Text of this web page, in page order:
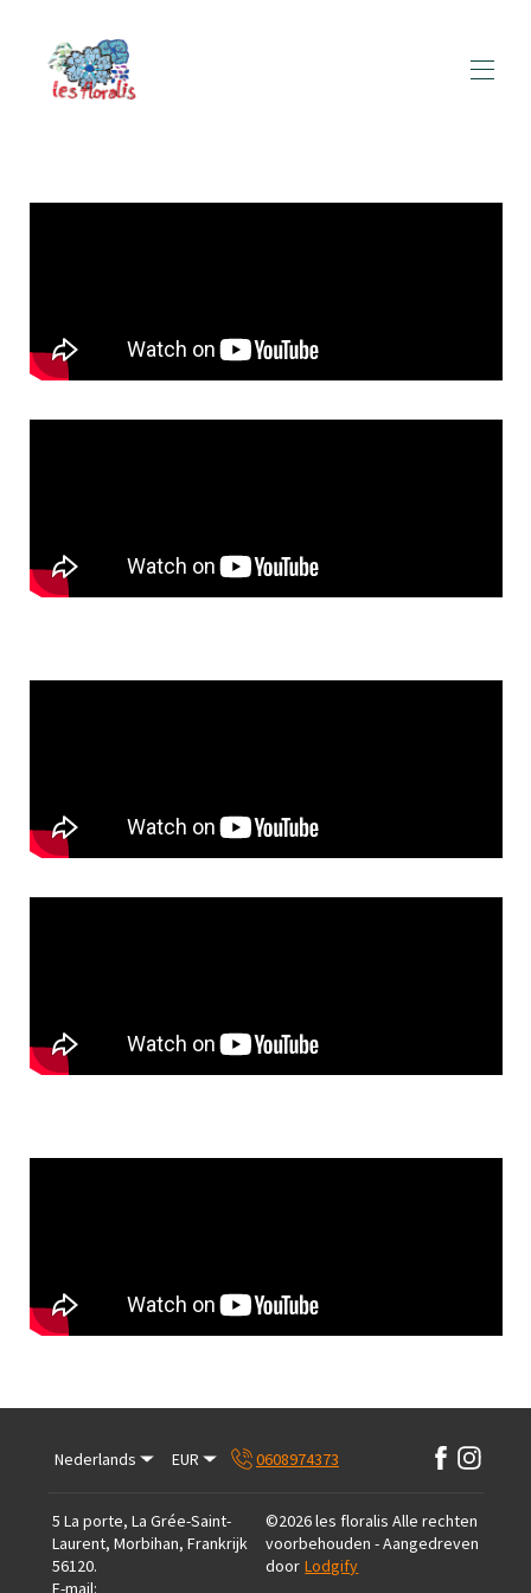
Kaart
Hiking
Ecologisch verantwoord
Contact
Nederlands EUR 0608974373
5 La porte, La Grée-Saint-
Laurent, Morbihan, Frankrijk
56120.
E-mail:
©2026les floralis Alle rechten
voorbehouden - Aangedreven
door Lodgify